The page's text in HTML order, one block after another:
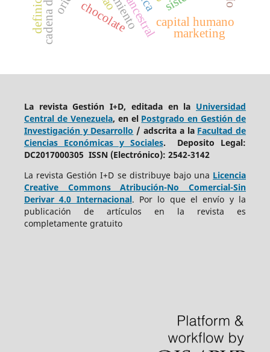
chocolate capital humano
marketing
La revista Gestión I+D, editada en la Universidad
Central de Venezuela, en el Postgrado en Gestión de
Investigación y Desarrollo / adscrita a la Facultad de
Ciencias Económicas y Sociales. Deposito Legal:
DC2017000305 ISSN (Electrónico): 2542-3142
La revista Gestión I+D se distribuye bajo una Licencia
Creative Commons Atribución-No Comercial-Sin
Derivar 4.0 Internacional. Por lo que el envío y la
publicación de artículos en la revista es
completamente gratuito